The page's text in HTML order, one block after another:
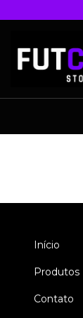
Início
Produtos
Contato